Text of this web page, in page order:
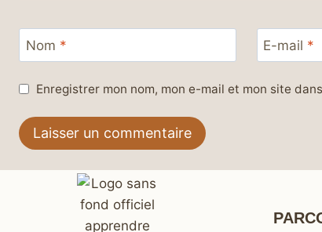
Nom * E-mail *
Enregistrer mon nom, mon e-mail et mon site